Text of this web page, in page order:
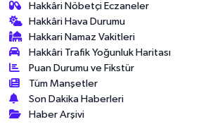
Hakkâri Nöbetçi Eczaneler
Hakkâri Hava Durumu
Hakkari Namaz Vakitleri
Hakkâri Trafik Yoğunluk Haritası
Puan Durumu ve Fikstür
Tüm Manşetler
Son Dakika Haberleri
Haber Arşivi